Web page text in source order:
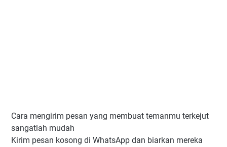
Cara mengirim pesan yang membuat temanmu terkejut
sangatlah mudah
Kirim pesan kosong di WhatsApp dan biarkan mereka